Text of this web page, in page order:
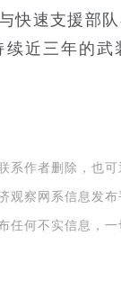
速支援部队
近三年的
系作者删除，也
观察网系信息发
任何不实信息，